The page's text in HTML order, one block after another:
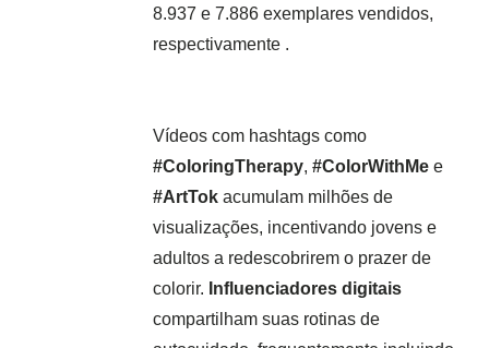
8.937 e 7.886 exemplares vendidos,
respectivamente .
Vídeos com hashtags como
#ColoringTherapy, #ColorWithMee
#ArtTokacumulam milhões de
visualizações, incentivando jovens e
adultos a redescobrirem o prazer de
colorir. Influenciadores digitais
compartilham suas rotinas de